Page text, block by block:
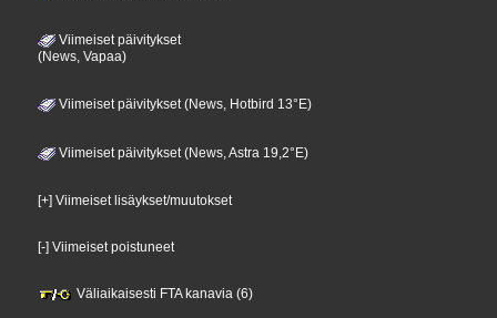
Viimeiset päivitykset
(News, Vapaa)
Viimeiset päivitykset (News, Hotbird 13°E)
Viimeiset päivitykset (News, Astra 19,2°E)
[+] Viimeiset lisäykset/muutokset
[-] Viimeiset poistuneet
Väliaikaisesti FTA kanavia (6)